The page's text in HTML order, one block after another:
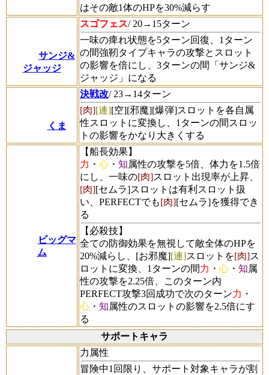
はその敵1体のHPを30%減らす
サンジ&
ジャッジ
スゴフェス/ 20→15ターン
一味の痺れ状態を5ターン回復、1ターン
の間強靭タイプキャラの攻撃とスロット
の影響を倍にし、3ターンの間「サンジ&
ジャッジ」になる
くま
決戦改/ 23→14ターン
[肉][連][空][邪魔][爆弾]スロットを各自属
性スロットに変換し、1ターンの間スロッ
トの影響をかなり大きくする
ビッグマ
ム
【船長効果】
力 ・ 心 ・ 知属性の攻撃を5倍、体力を1.5倍
にし、一味の[肉]スロット出現率が上昇、
[肉][セムラ]スロットは有利スロット扱
い、PERFECTでも[肉][セムラ]を獲得でき
る
【必殺技】
全ての防御効果を無視して敵全体のHPを
20%減らし、[お邪魔][連]スロットを[肉]ス
ロットに変換、1ターンの間力 ・ 心 ・ 知属
性の攻撃を2.25倍、このターン内
PERFECT攻撃3回成功で次のターン力 ・
心 ・ 知属性のスロットの影響を2.5倍にす
る
サポートキャラ
力属性
冒険中1回限り、サポート対象キャラが割